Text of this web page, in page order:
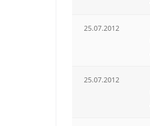
25.07.2012
25.07.2012